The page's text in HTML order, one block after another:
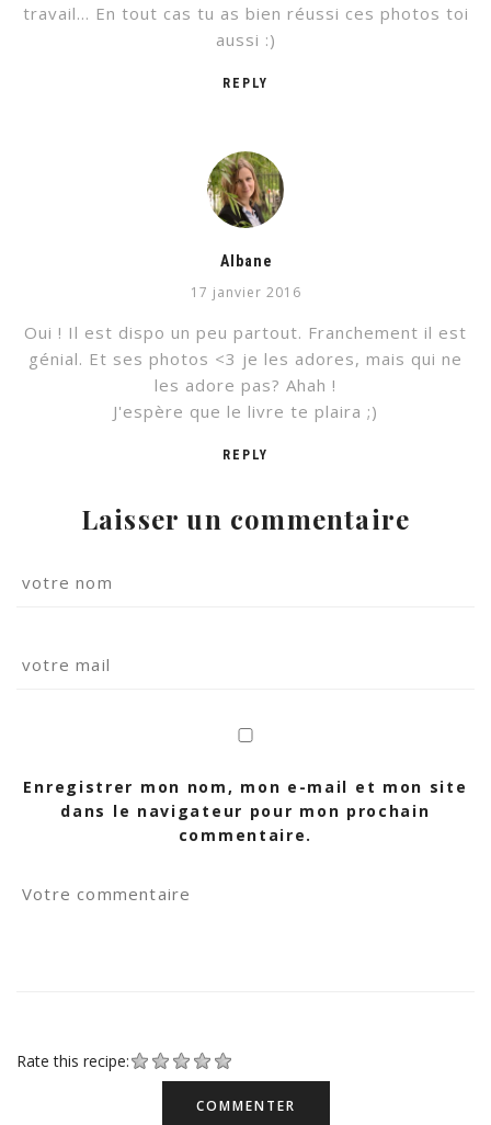
REPLY
travail… En tout cas tu as bien réussi ces photos toi
aussi :)
Albane
17 janvier 2016
REPLY
Oui ! Il est dispo un peu partout. Franchement il est
génial. Et ses photos <3 je les adores, mais qui ne
les adore pas? Ahah !
J'espère que le livre te plaira ;)
Laisser un commentaire
Enregistrer mon nom, mon e-mail et mon site
dans le navigateur pour mon prochain
commentaire.
Rate this recipe: